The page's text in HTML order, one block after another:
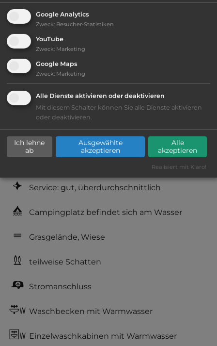
Ausstattung:
bis 40,- Euro
Klassifizierung: gut
Platzeinrichtung: gut
Geräuschkulisse: überwiegend ruhig
Service: gut, überdurchschnittlich
Campingplatz befindet sich am Wasser
Grasgelände, Wiese
teilweise Schatten
Stromanschluss
Waschbecken mit Warmwasser
Einzelwaschkabinen mit Warmwasser
Google Analytics
Zweck: Besucher-Statistiken
YouTube
Zweck: Marketing
Google Maps
Zweck: Marketing
Alle Dienste aktivieren oder deaktivieren
Mit diesem Schalter können Sie alle Dienste aktivieren
oder deaktivieren.
Ich lehne
ab
Ausgewählte
akzeptieren
Alle
akzeptieren
Realisiert mit Klaro!